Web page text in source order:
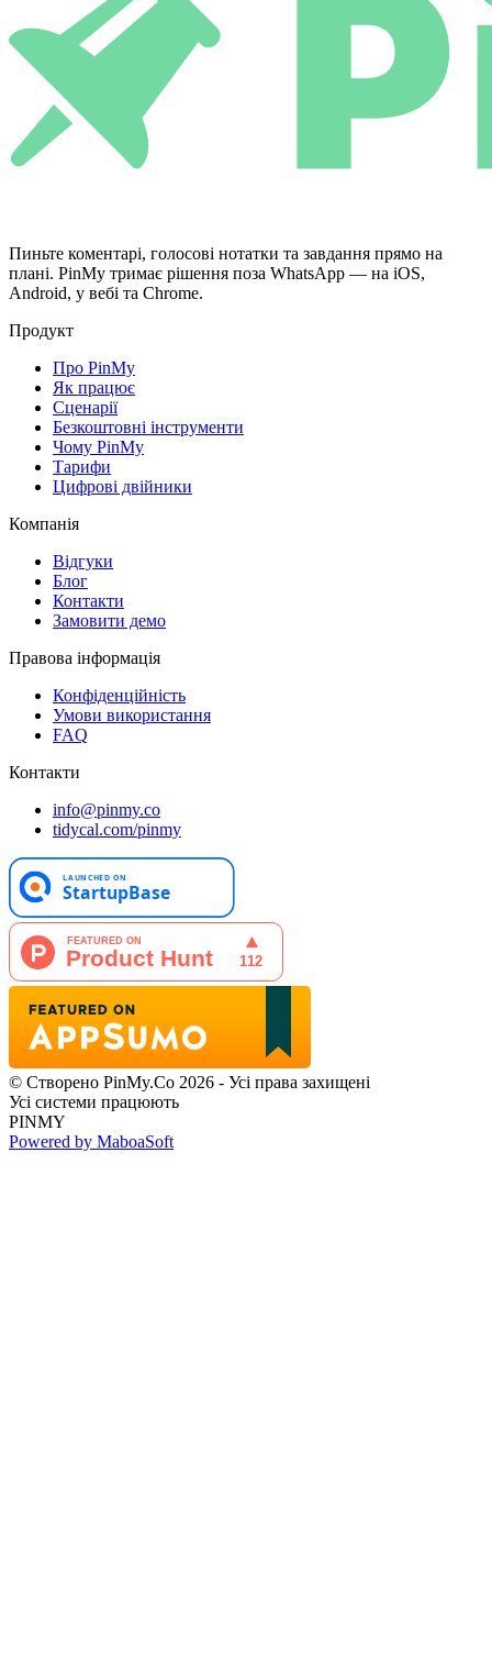
Пиньте коментарі, голосові нотатки та завдання прямо на
плані. PinMy тримає рішення поза WhatsApp — на iOS,
Android, у вебі та Chrome.
Продукт
Про PinMy
Як працює
Сценарії
Безкоштовні інструменти
Чому PinMy
Тарифи
Цифрові двійники
Компанія
Відгуки
Блог
Контакти
Замовити демо
Правова інформація
Конфіденційність
Умови використання
FAQ
Контакти
info@pinmy.co
tidycal.com/pinmy
© Створено PinMy.Co 2026 - Усі права захищені
Усі системи працюють
PINMY
Powered by MaboaSoft